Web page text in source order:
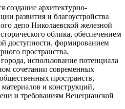
создание архитектурно-
развития и благоустройства
депо Николаевской железной
облика, обеспечением
доступности, формированием
пространства,
использование потенциала
сочетании современных
пространств,
и конструкций,
и требованиям Венецианской